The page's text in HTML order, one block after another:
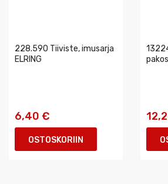
228.590 Tiiviste, imusarja
ELRING
6,40 €
OSTOSKORIIN